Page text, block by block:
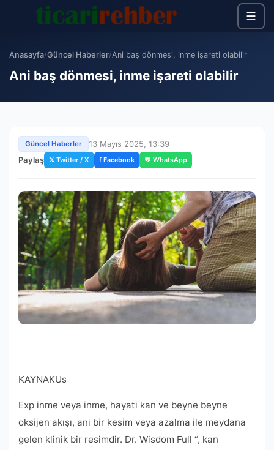
☰
Anasayfa/Güncel Haberler/Ani baş dönmesi, inme işareti olabilir
Ani baş dönmesi, inme işareti olabilir
Güncel Haberler
13 Mayıs 2025, 13:39
Paylaş 𝕏 Twitter / X f Facebook 💬 WhatsApp
KAYNAKUs
Exp inme veya inme, hayati kan ve beyne beyne
oksijen akışı, ani bir kesim veya azalma ile meydana
gelen klinik bir resimdir. Dr. Wisdom Full “, kan